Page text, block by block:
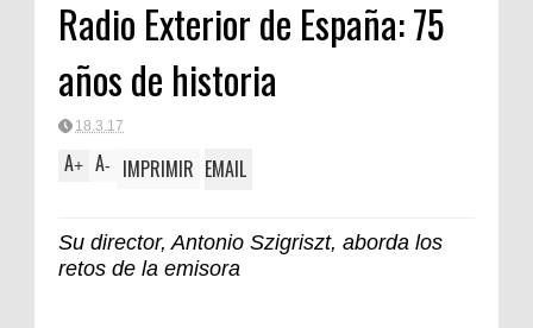
FORTA
Radio Exterior de España: 75
años de historia
18.3.17
A+ A- IMPRIMIR EMAIL
Su director, Antonio Szigriszt, aborda los
retos de la emisora